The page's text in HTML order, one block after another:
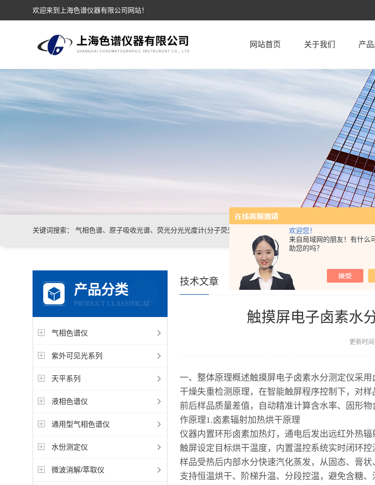
欢迎您！
来自局域网的朋友！有什么
助您的吗？
欢迎来到上海色谱仪器有限公司网站！
网站首页 关于我们 产
关键词搜索： 气相色谱、原子吸收光谱、荧光分光光度计(分子荧光)、紫外分光光度计、紫外可见分光光度计
产品分类
PRODUCT CLASSIFICATION
气相色谱仪
紫外可见光系列
天平系列
液相色谱仪
通用型气相色谱仪
水份测定仪
微波消解/萃取仪
技术文章
触摸屏电子卤素水
更新时
一、整体原理概述触摸屏电子卤素水分测定仪采
干燥失重检测原理，在智能触屏程序控制下，对
前后样品质量差值，自动精准计算含水率、固形
作原理1.卤素辐射加热烘干原理
仪器内置环形卤素加热灯，通电后发出远红外热
触屏设定目标烘干温度，内置温控系统实时闭环
样品受热后内部水分快速汽化蒸发，从固态、膏
支持恒温烘干、阶梯升温、分段控温，避免含糖